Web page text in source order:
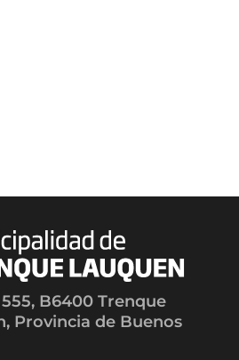
B6400 Trenque
Provincia de Buenos